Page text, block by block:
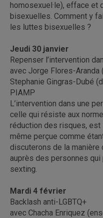
homosexuel·le), efface
bisexuelles. Comment y
les luttes bisexuelles ?
Jeudi 30 janvier
Repenser l’intervention
avec Jorge Flores-Aranda
Stephanie Gingras-Dubé
PIAMP
L’intervention dans une
celle qui résiste aux
réduction des risques,
même perçue comme
discuterons de la manière
auprès des personnes
sexting.
Mardi 4 février
Backlash anti-LGBTQ+
avec Chacha Enriquez